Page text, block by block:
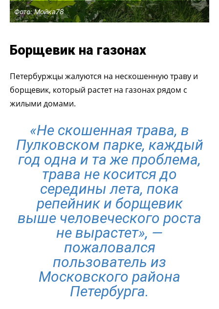
Фото: Мойка78
Борщевик на газонах
Петербуржцы жалуются на нескошенную траву и
борщевик, который растет на газонах рядом с
жилыми домами.
«Не скошенная трава, в
Пулковском парке, каждый
год одна и та же проблема,
трава не косится до
середины лета, пока
репейник и борщевик
выше человеческого роста
не вырастет», —
пожаловался
пользователь из
Московского района
Петербурга.